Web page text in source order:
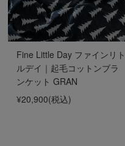
Fine Little Day ファインリト
ルデイ｜起毛コットンブラ
ンケット GRAN
¥20,900(税込)